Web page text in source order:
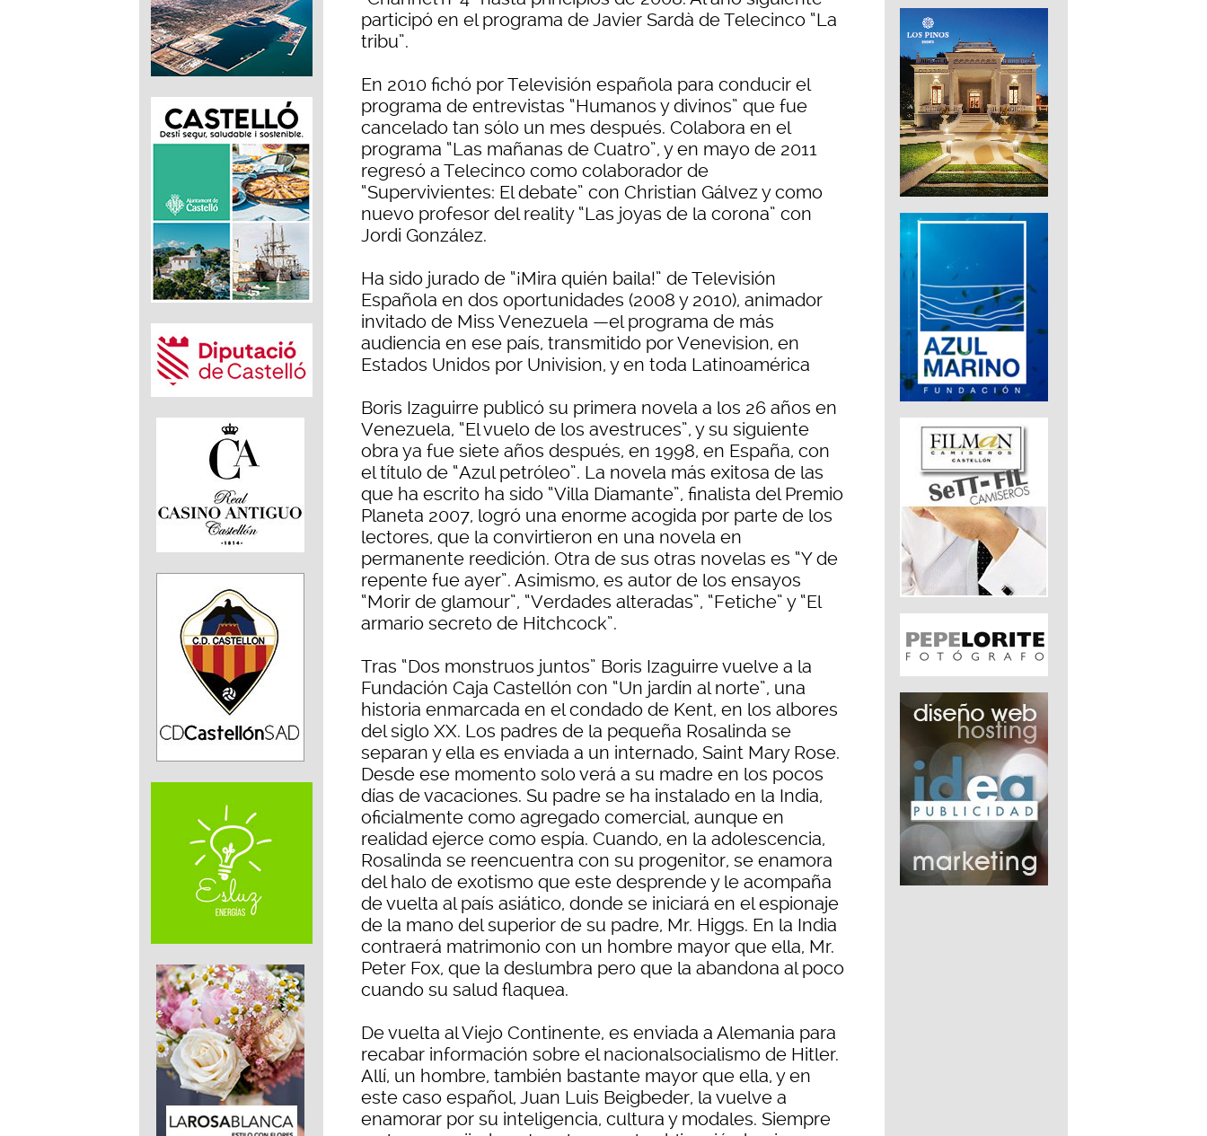
participó en el programa de Javier Sardà de Telecinco “La
tribu”.
En 2010 fichó por Televisión española para conducir el
programa de entrevistas “Humanos y divinos” que fue
cancelado tan sólo un mes después. Colabora en el
programa “Las mañanas de Cuatro”, y en mayo de 2011
regresó a Telecinco como colaborador de
“Supervivientes: El debate” con Christian Gálvez y como
nuevo profesor del reality “Las joyas de la corona” con
Jordi González.
Ha sido jurado de “¡Mira quién baila!” de Televisión
Española en dos oportunidades (2008 y 2010), animador
invitado de Miss Venezuela —el programa de más
audiencia en ese país, transmitido por Venevision, en
Estados Unidos por Univision, y en toda Latinoamérica
Boris Izaguirre publicó su primera novela a los 26 años en
Venezuela, “El vuelo de los avestruces”, y su siguiente
obra ya fue siete años después, en 1998, en España, con
el título de “Azul petróleo”. La novela más exitosa de las
que ha escrito ha sido “Villa Diamante”, finalista del Premio
Planeta 2007, logró una enorme acogida por parte de los
lectores, que la convirtieron en una novela en
permanente reedición. Otra de sus otras novelas es “Y de
repente fue ayer”. Asimismo, es autor de los ensayos
“Morir de glamour”, “Verdades alteradas”, “Fetiche” y “El
armario secreto de Hitchcock”.
Tras “Dos monstruos juntos” Boris Izaguirre vuelve a la
Fundación Caja Castellón con “Un jardín al norte”, una
historia enmarcada en el condado de Kent, en los albores
del siglo XX. Los padres de la pequeña Rosalinda se
separan y ella es enviada a un internado, Saint Mary Rose.
Desde ese momento solo verá a su madre en los pocos
días de vacaciones. Su padre se ha instalado en la India,
oficialmente como agregado comercial, aunque en
realidad ejerce como espía. Cuando, en la adolescencia,
Rosalinda se reencuentra con su progenitor, se enamora
del halo de exotismo que este desprende y le acompaña
de vuelta al país asiático, donde se iniciará en el espionaje
de la mano del superior de su padre, Mr. Higgs. En la India
contraerá matrimonio con un hombre mayor que ella, Mr.
Peter Fox, que la deslumbra pero que la abandona al poco
cuando su salud flaquea.
De vuelta al Viejo Continente, es enviada a Alemania para
recabar información sobre el nacionalsocialismo de Hitler.
Allí, un hombre, también bastante mayor que ella, y en
este caso español, Juan Luis Beigbeder, la vuelve a
enamorar por su inteligencia, cultura y modales. Siempre